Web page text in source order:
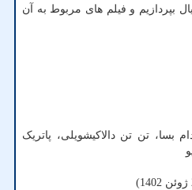
بپردازیم و فیلم های مربوط به آن
بسا، تن تن دالاکیشویلی، پاتریک